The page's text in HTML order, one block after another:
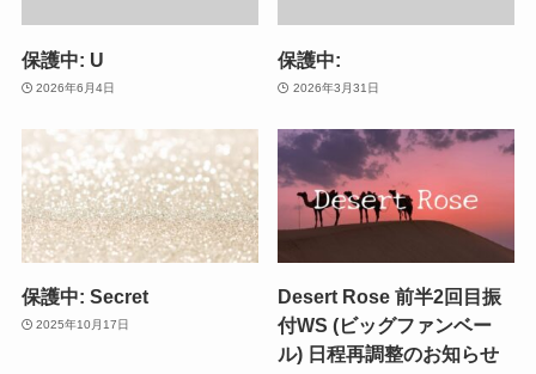
保護中: U
2026年6月4日
保護中:
2026年3月31日
保護中: Secret
2025年10月17日
Desert Rose 前半2回目振
付WS (ビッグファンベー
ル) 日程再調整のお知らせ